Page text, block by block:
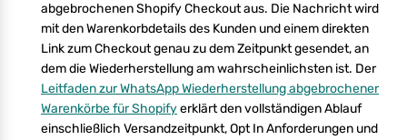
abgebrochenen Shopify Checkout aus. Die Nachricht wird
mit den Warenkorbdetails des Kunden und einem direkten
Link zum Checkout genau zu dem Zeitpunkt gesendet, an
dem die Wiederherstellung am wahrscheinlichsten ist. Der
Leitfaden zur WhatsApp Wiederherstellung abgebrochener
Warenkörbe für Shopifyerklärt den vollständigen Ablauf
einschließlich Versandzeitpunkt, Opt In Anforderungen und